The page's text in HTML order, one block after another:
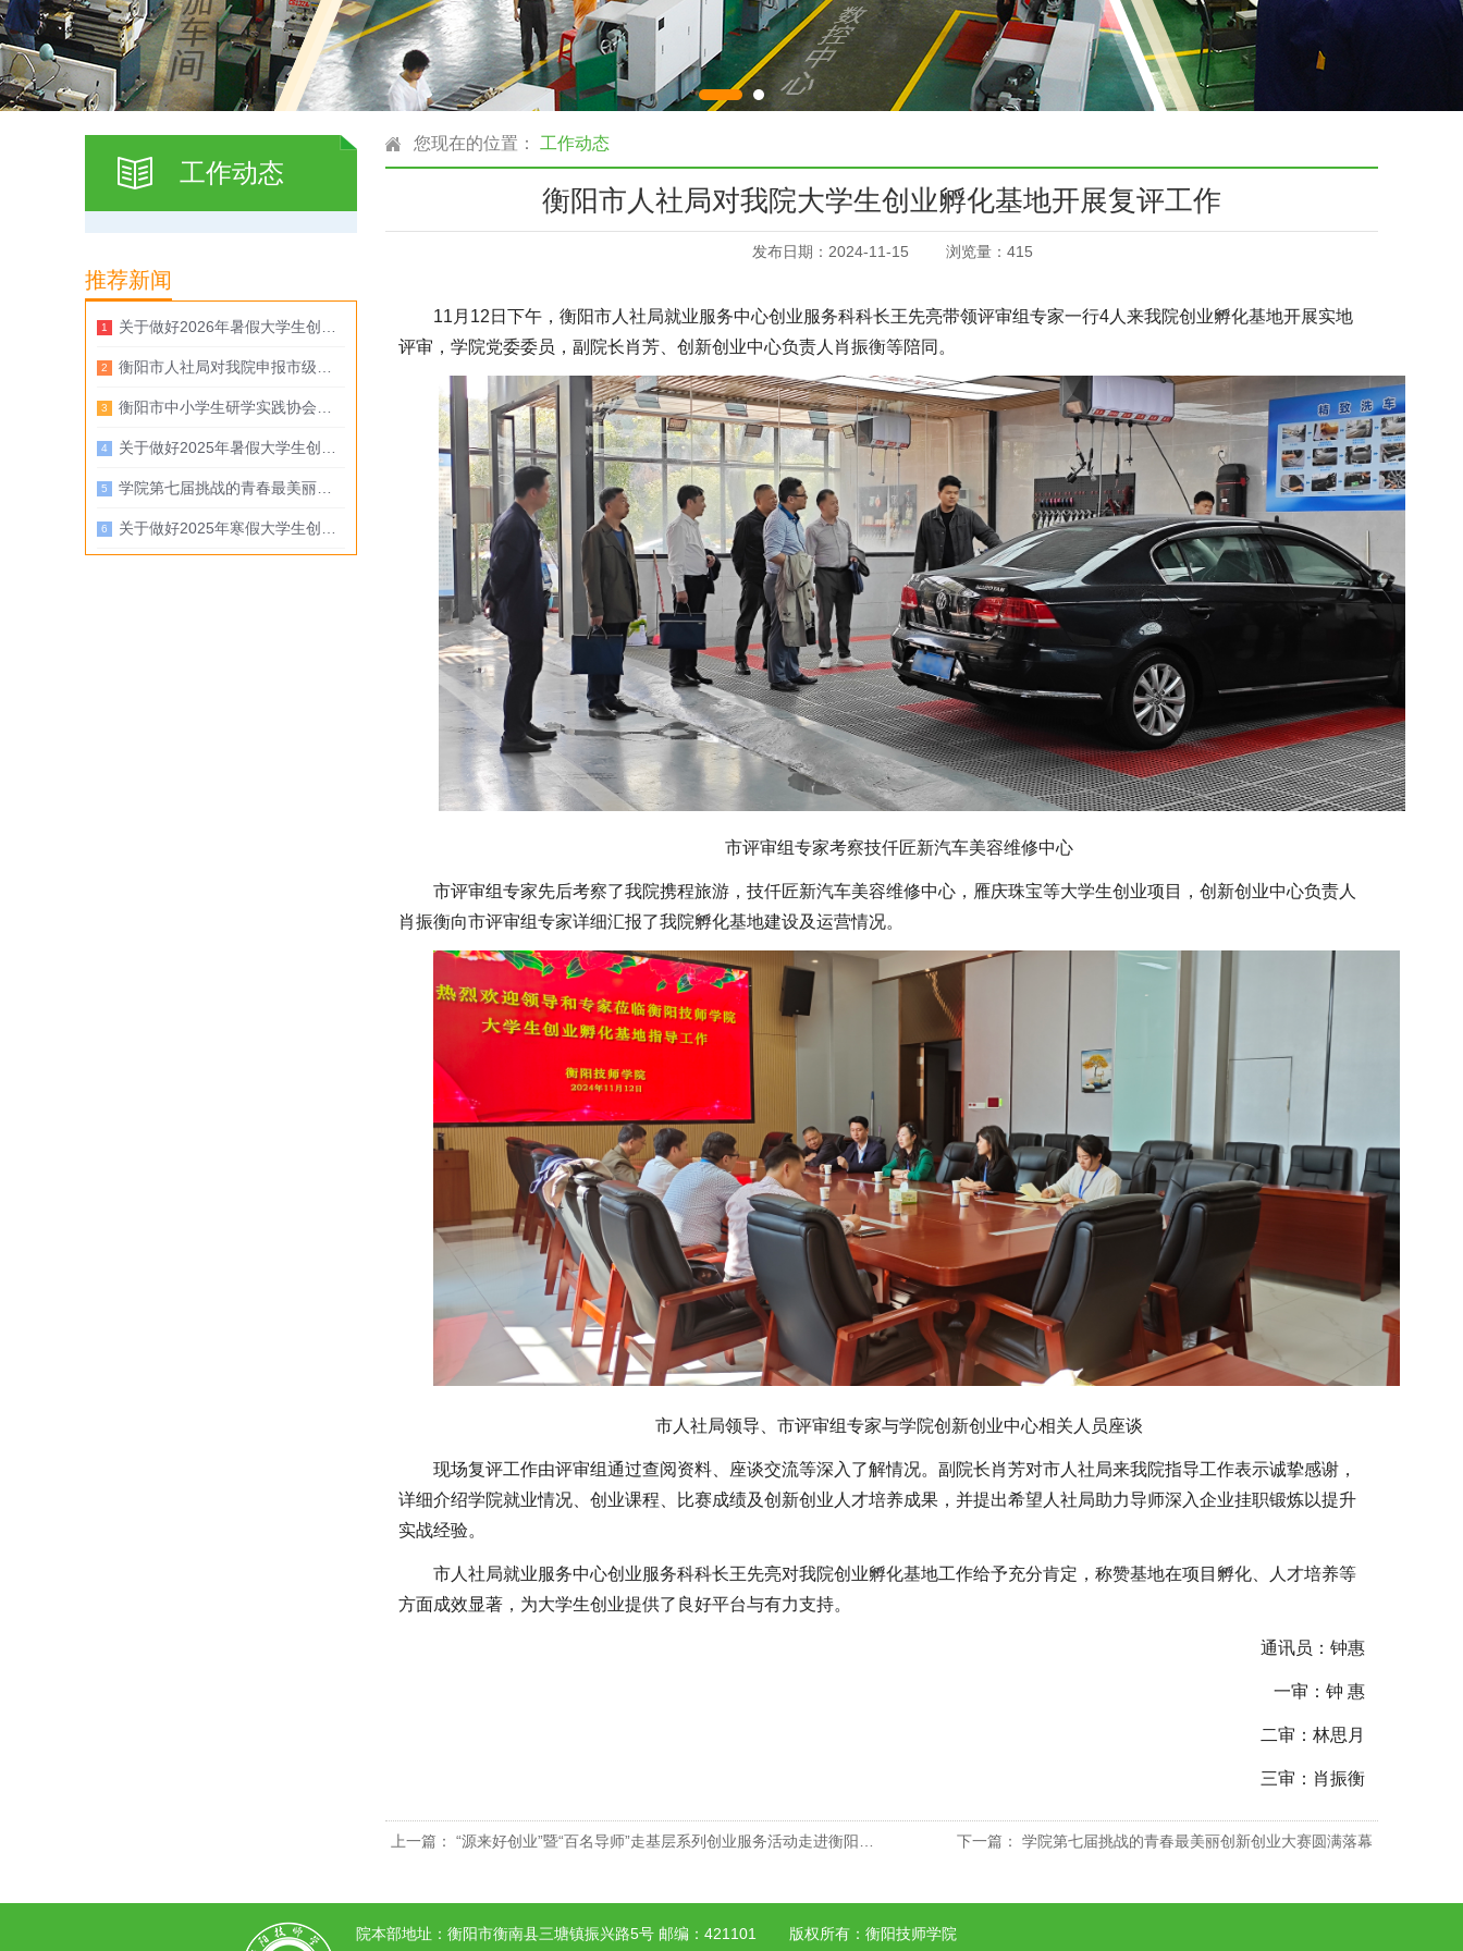
工作动态
推荐新闻
关于做好2026年暑假大学生创业孵化基地安全管理工作的通知
衡阳市人社局对我院申报市级创业孵化基地（市级大学生创业孵化基地）开展评审工作
衡阳市中小学生研学实践协会到我校调研
关于做好2025年暑假大学生创业孵化基地安全管理工作的通知
学院第七届挑战的青春最美丽创新创业大赛圆满落幕
关于做好2025年寒假大学生创业孵化基地安全工作的通知
您现在的位置： 工作动态
衡阳市人社局对我院大学生创业孵化基地开展复评工作
发布日期：2024-11-15 浏览量： 415
11月12日下午，衡阳市人社局就业服务中心创业服务科科长王先亮带领评审组专家一行4人来我院创业孵化基地开展实地
评审，学院党委委员，副院长肖芳、创新创业中心负责人肖振衡等陪同。
市评审组专家考察技仟匠新汽车美容维修中心
市评审组专家先后考察了我院携程旅游，技仟匠新汽车美容维修中心，雁庆珠宝等大学生创业项目，创新创业中心负责人
肖振衡向市评审组专家详细汇报了我院孵化基地建设及运营情况。
市人社局领导、市评审组专家与学院创新创业中心相关人员座谈
现场复评工作由评审组通过查阅资料、座谈交流等深入了解情况。副院长肖芳对市人社局来我院指导工作表示诚挚感谢，
详细介绍学院就业情况、创业课程、比赛成绩及创新创业人才培养成果，并提出希望人社局助力导师深入企业挂职锻炼以提升
实战经验。
市人社局就业服务中心创业服务科科长王先亮对我院创业孵化基地工作给予充分肯定，称赞基地在项目孵化、人才培养等
方面成效显著，为大学生创业提供了良好平台与有力支持。
通讯员：钟惠
一审：钟 惠
二审：林思月
三审：肖振衡
上一篇： “源来好创业”暨“百名导师”走基层系列创业服务活动走进衡阳技师学院 下一篇： 学院第七届挑战的青春最美丽创新创业大赛圆满落幕
院本部地址：衡阳市衡南县三塘镇振兴路5号 邮编：421101 版权所有：衡阳技师学院